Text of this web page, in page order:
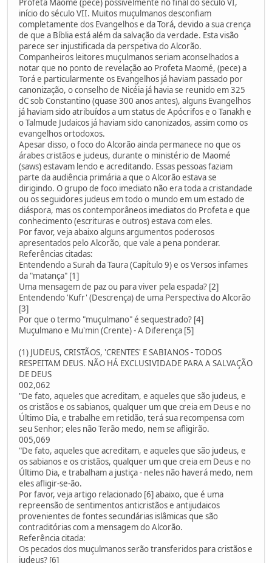
Profeta Maomé (pece) possivelmente no final do século VI,
início do século VII. Muitos muçulmanos desconfiam
completamente dos Evangelhos e da Torá, devido a sua crença
de que a Bíblia está além da salvação da verdade. Esta visão
parece ser injustificada da perspetiva do Alcorão.
Companheiros leitores muçulmanos seriam aconselhados a
notar que no ponto de revelação ao Profeta Maomé, (pece) a
Torá e particularmente os Evangelhos já haviam passado por
canonização, o conselho de Nicéia já havia se reunido em 325
dC sob Constantino (quase 300 anos antes), alguns Evangelhos
já haviam sido atribuídos a um status de Apócrifos e o Tanakh e
o Talmude Judaicos já haviam sido canonizados, assim como os
evangelhos ortodoxos.
Apesar disso, o foco do Alcorão ainda permanece no que os
árabes cristãos e judeus, durante o ministério de Maomé
(saws) estavam lendo e acreditando. Essas pessoas faziam
parte da audiência primária a que o Alcorão estava se
dirigindo. O grupo de foco imediato não era toda a cristandade
ou os seguidores judeus em todo o mundo em um estado de
diáspora, mas os contemporâneos imediatos do Profeta e que
conhecimento (escrituras e outros) estava com eles.
Por favor, veja abaixo alguns argumentos poderosos
apresentados pelo Alcorão, que vale a pena ponderar.
Referências citadas:
Entendendo a Surah da Taura (Capítulo 9) e os Versos infames
da "matança" [1]
Uma mensagem de paz ou para viver pela espada? [2]
Entendendo 'Kufr' (Descrença) de uma Perspectiva do Alcorão
[3]
Por que o termo "muçulmano" é sequestrado? [4]
Muçulmano e Mu'min (Crente) - A Diferença [5]
(1) JUDEUS, CRISTÃOS, 'CRENTES' E SABIANOS - TODOS
RESPEITAM DEUS. NÃO HÁ EXCLUSIVIDADE PARA A SALVAÇÃO
DE DEUS
002,062
"De fato, aqueles que acreditam, e aqueles que são judeus, e
os cristãos e os sabianos, qualquer um que creia em Deus e no
Último Dia, e trabalhe em retidão, terá sua recompensa com
seu Senhor; eles não Terão medo, nem se afligirão.
005,069
"De fato, aqueles que acreditam, e aqueles que são judeus, e
os sabianos e os cristãos, qualquer um que creia em Deus e no
Último Dia, e trabalham a justiça - neles não haverá medo, nem
eles afligir-se-ão.
Por favor, veja artigo relacionado [6] abaixo, que é uma
repreensão de sentimentos anticristãos e antijudaicos
provenientes de fontes secundárias islâmicas que são
contraditórias com a mensagem do Alcorão.
Referência citada:
Os pecados dos muçulmanos serão transferidos para cristãos e
judeus? [6]